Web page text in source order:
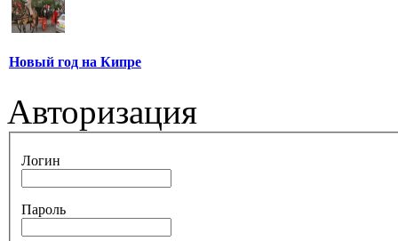
Новый год на Кипре
Авторизация
Логин
Пароль